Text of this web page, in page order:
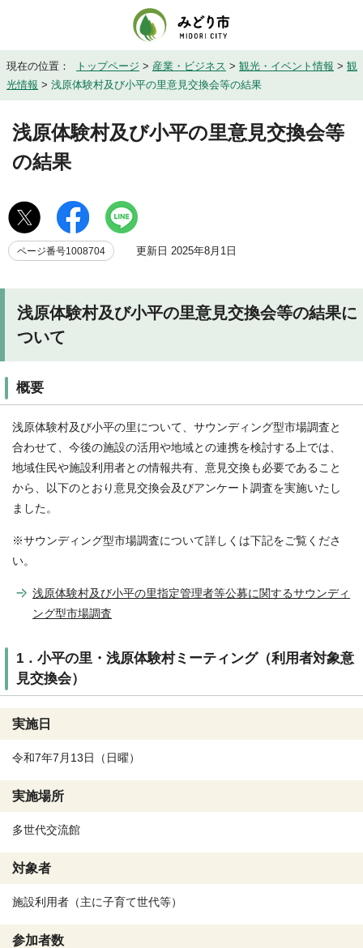
現在の位置： トップページ > 産業・ビジネス > 観光・イベント情報 > 観
光情報 > 浅原体験村及び小平の里意見交換会等の結果
浅原体験村及び小平の里意見交換会等
の結果
ページ番号1008704 更新日 2025年8月1日
浅原体験村及び小平の里意見交換会等の結果に
ついて
概要
浅原体験村及び小平の里について、サウンディング型市場調査と
合わせて、今後の施設の活用や地域との連携を検討する上では、
地域住民や施設利用者との情報共有、意見交換も必要であること
から、以下のとおり意見交換会及びアンケート調査を実施いたし
ました。
※サウンディング型市場調査について詳しくは下記をご覧くださ
い。
浅原体験村及び小平の里指定管理者等公募に関するサウンディ
ング型市場調査
1．小平の里・浅原体験村ミーティング（利用者対象意
見交換会）
実施日
令和7年7月13日（日曜）
実施場所
多世代交流館
対象者
施設利用者（主に子育て世代等）
参加者数